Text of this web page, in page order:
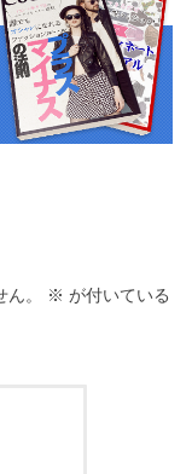
。 ※ が付いている